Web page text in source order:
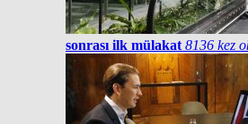
sonrası ilk mülakat 8136 kez